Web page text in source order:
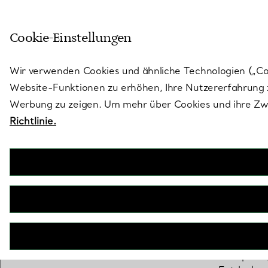
Das
Cookie-Einstellungen
Wir verwenden Cookies und ähnliche Technologien
Website-Funktionen zu erhöhen, Ihre
Werbung zu zeigen. Um mehr über Cookies und ihre
Richtlinie.